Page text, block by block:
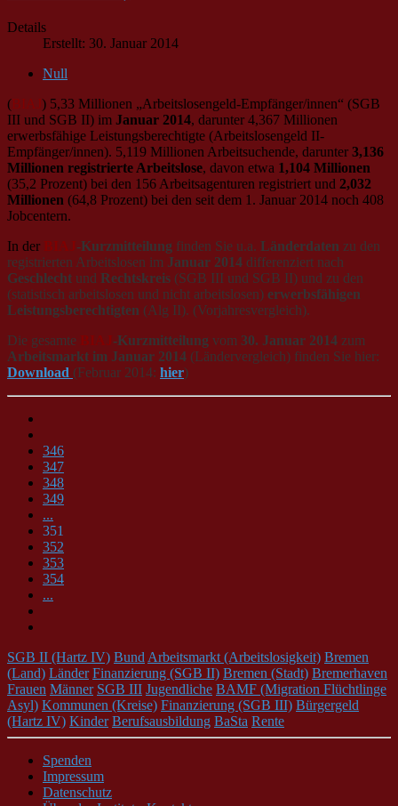
Details
Erstellt: 30. Januar 2014
Null
(BIAJ) 5,33 Millionen „Arbeitslosengeld-Empfänger/innen“ (SGB
III und SGB II) im Januar 2014, darunter 4,367 Millionen
erwerbsfähige Leistungsberechtigte (Arbeitslosengeld II-
Empfänger/innen). 5,119 Millionen Arbeitsuchende, darunter 3,136
Millionen registrierte Arbeitslose, davon etwa 1,104 Millionen
(35,2 Prozent) bei den 156 Arbeitsagenturen registriert und 2,032
Millionen (64,8 Prozent) bei den seit dem 1. Januar 2014 noch 408
Jobcentern.
In der BIAJ-Kurzmitteilung finden Sie u.a. Länderdaten zu den
registrierten Arbeitslosen im Januar 2014 differenziert nach
Geschlecht und Rechtskreis (SGB III und SGB II) und zu den
(statistisch arbeitslosen und nicht arbeitslosen) erwerbsfähigen
Leistungsberechtigten (Alg II). (Vorjahresvergleich).
Die gesamte BIAJ-Kurzmitteilung vom 30. Januar 2014 zum
Arbeitsmarkt im Januar 2014 (Ländervergleich) finden Sie hier:
Download (Februar 2014: hier)
346
347
348
349
...
351
352
353
354
...
SGB II (Hartz IV) Bund Arbeitsmarkt (Arbeitslosigkeit) Bremen
(Land) Länder Finanzierung (SGB II) Bremen (Stadt) Bremerhaven
Frauen Männer SGB III Jugendliche BAMF (Migration Flüchtlinge
Asyl) Kommunen (Kreise) Finanzierung (SGB III) Bürgergeld
(Hartz IV) Kinder Berufsausbildung BaSta Rente
Spenden
Impressum
Datenschutz